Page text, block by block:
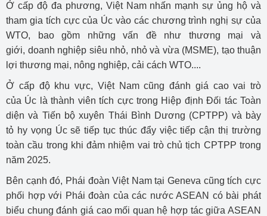
Ở cấp độ đa phương, Việt Nam nhấn mạnh sự ủng hộ và
tham gia tích cực của Úc vào các chương trình nghị sự của
WTO, bao gồm những vấn đề như thương mại và
giới, doanh nghiệp siêu nhỏ, nhỏ và vừa (MSME), tạo thuận
lợi thương mại, nông nghiệp, cải cách WTO....
Ở cấp độ khu vực, Việt Nam cũng đánh giá cao vai trò
của Úc là thành viên tích cực trong Hiệp định Đối tác Toàn
diện và Tiến bộ xuyên Thái Bình Dương (CPTPP) và bày
tỏ hy vọng Úc sẽ tiếp tục thúc đẩy việc tiếp cận thị trường
toàn cầu trong khi đảm nhiệm vai trò chủ tịch CPTPP trong
năm 2025.
Bên cạnh đó, Phái đoàn Việt Nam tại Geneva cũng tích cực
phối hợp với Phái đoàn của các nước ASEAN có bài phát
biểu chung đánh giá cao mối quan hệ hợp tác giữa ASEAN